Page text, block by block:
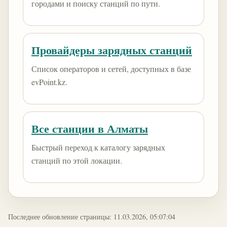
городами и поиску станций по пути.
Провайдеры зарядных станций
Список операторов и сетей, доступных в базе
evPoint.kz.
Все станции в Алматы
Быстрый переход к каталогу зарядных
станций по этой локации.
Последнее обновление страницы: 11.03.2026, 05:07:04